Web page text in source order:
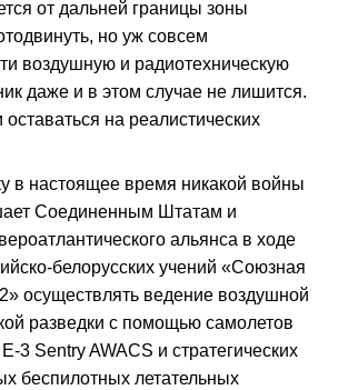
от дальней границы зоны
но уж совсем
воздушную и радиотехническую
даже и в этом случае не лишится.
оставаться на реалистических
в настоящее время никакой войны
Соединенным Штатам и
альянса в ходе
белорусских учений «Союзная
осуществлять ведение воздушной
разведки с помощью самолетов
3 Sentry AWACS и стратегических
беспилотных летательных